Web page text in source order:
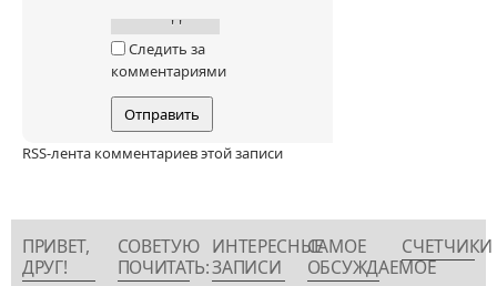
Следить за
комментариями
RSS-лента комментариев этой записи
ПРИВЕТ,
ДРУГ!
СОВЕТУЮ
ПОЧИТАТЬ:
ИНТЕРЕСНЫЕ
ЗАПИСИ
САМОЕ
ОБСУЖДАЕМОЕ
СЧЕТЧИКИ